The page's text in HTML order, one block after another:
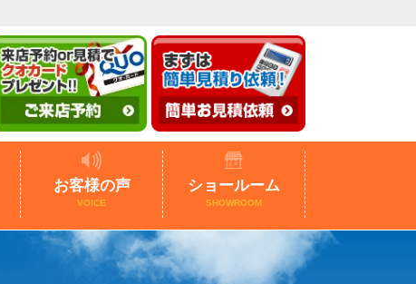
お客様の声
VOICE
ショールーム
SHOWROOM